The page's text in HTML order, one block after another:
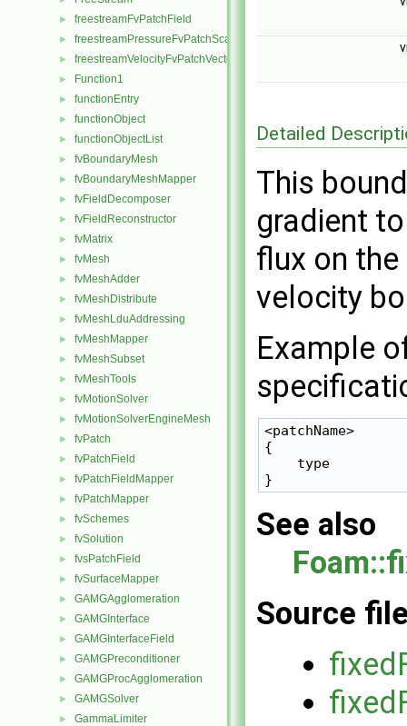
► freestreamFvPatchField
► freestreamPressureFvPatchScalarField
► freestreamVelocityFvPatchVectorField
► Function1
► functionEntry
► functionObject
► functionObjectList
► fvBoundaryMesh
► fvBoundaryMeshMapper
► fvFieldDecomposer
► fvFieldReconstructor
► fvMatrix
► fvMesh
► fvMeshAdder
► fvMeshDistribute
► fvMeshLduAddressing
► fvMeshMapper
► fvMeshSubset
► fvMeshTools
► fvMotionSolver
► fvMotionSolverEngineMesh
► fvPatch
► fvPatchField
► fvPatchFieldMapper
► fvPatchMapper
► fvSchemes
► fvSolution
► fvsPatchField
► fvSurfaceMapper
► GAMGAgglomeration
► GAMGInterface
► GAMGInterfaceField
► GAMGPreconditioner
► GAMGProcAgglomeration
► GAMGSolver
► GammaLimiter
Detailed
This
gradient
flux on
velocity
Example
<patchName>
{
type
See also
Source